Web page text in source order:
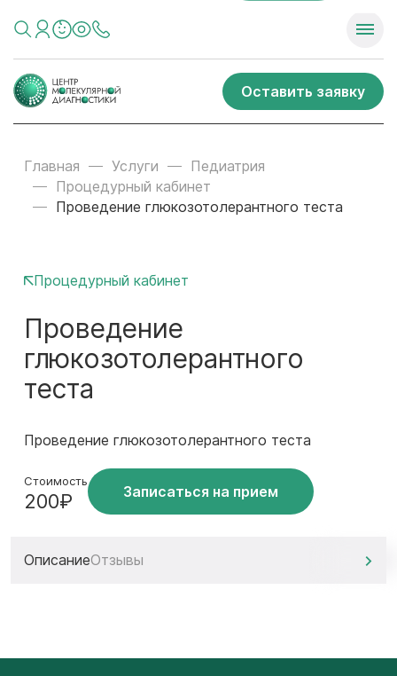
Оставить заявку
Главная Услуги
Педиатрия
Процедурный кабинет
Проведение глюкозотолерантного теста
Процедурный кабинет
Проведение
глюкозотолерантного
теста
Проведение глюкозотолерантного теста
Стоимость
200₽ Записаться на прием
ОписаниеОтзывы